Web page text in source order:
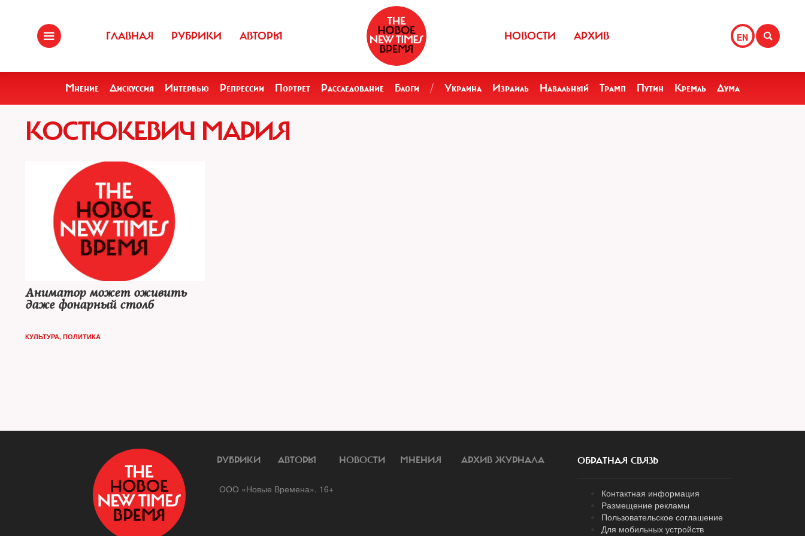
ГЛАВНАЯ РУБРИКИ АВТОРЫ EN
НОВОСТИ АРХИВ
Мнение Дискуссия Интервью Репрессии Портрет Расследование Блоги / Украина Израиль Навальный Трамп Путин Кремль Дума
КОСТЮКЕВИЧ МАРИЯ
Аниматор может оживить
даже фонарный столб
КУЛЬТУРА, ПОЛИТИКА
РУБРИКИ АВТОРЫ НОВОСТИ МНЕНИЯ АРХИВ ЖУРНАЛА
ООО «Новые Времена». 16+
ОБРАТНАЯ СВЯЗЬ
Контактная информация
Размещение рекламы
Пользовательское соглашение
Для мобильных устройств